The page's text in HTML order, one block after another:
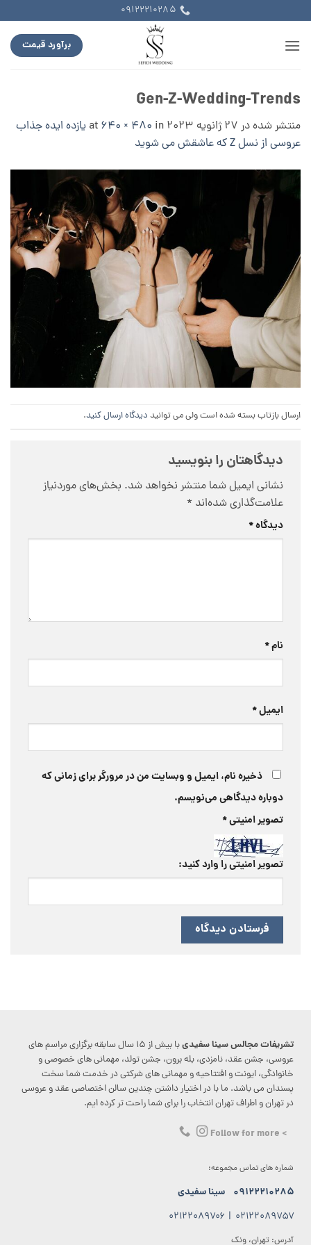
to
content
09122210285
برآورد قیمت
Gen-Z-Wedding-Trends
منتشر شده در 27 ژانویه 2023 640 × 480 in
یازده ایده جذاب
عروسی از نسل Z که عاشقش می شوید
ارسال بازتاب بسته شده است ولی می توانید دیدگاه ارسال کنید.
دیدگاهتان را بنویسید
نشانی ایمیل شما منتشر نخواهد شد. بخش‌های موردنیاز
علامت‌گذاری شده‌اند *
دیدگاه*
نام*
ایمیل*
ذخیره نام، ایمیل و وبسایت من در مرورگر برای زمانی که
دوباره دیدگاهی می‌نویسم.
تصویر امنیتی*
تصویر امنیتی را وارد کنید:
تشریفات مجالس سینا سفیدی
با بیش از ۱۵ سال سابقه برگزاری مراسم های
عروسی، جشن عقد، نامزدی، بله برون، جشن تولد، مهمانی های خصوصی و
خانوادگی، ایونت و افتتاحیه و مهمانی های شرکتی در خدمت شما سخت
پسندان می باشد. ما با در اختیار داشتن چندین سالن اختصاصی عقد و عروسی
در تهران و اطراف تهران انتخاب را برای شما راحت تر کرده ایم.
> Follow for more
شماره های تماس مجموعه:
۰۹۱۲۲۲۱۰۲۸۵ سینا سفیدی
۰۲۱۲۲۰۸۹۷۵۷ | ۰۲۱۲۲۰۸۹۷۰۶
آدرس: تهران، ونک